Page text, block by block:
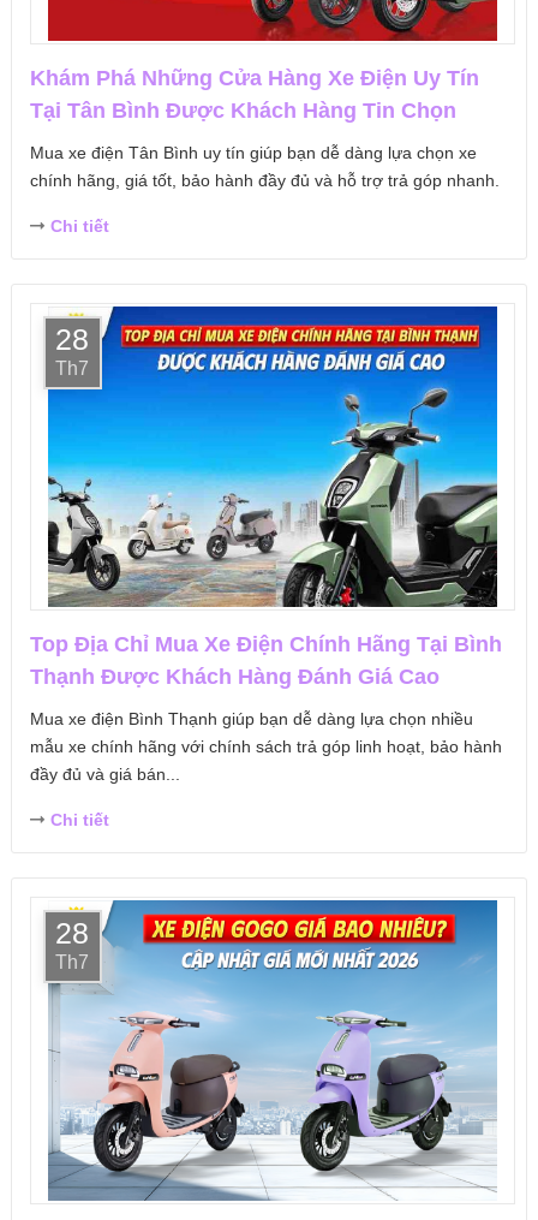
Khám Phá Những Cửa Hàng Xe Điện Uy Tín
Tại Tân Bình Được Khách Hàng Tin Chọn
Mua xe điện Tân Bình uy tín giúp bạn dễ dàng lựa chọn xe
chính hãng, giá tốt, bảo hành đầy đủ và hỗ trợ trả góp nhanh.
Chi tiết
28
Th7
Top Địa Chỉ Mua Xe Điện Chính Hãng Tại Bình
Thạnh Được Khách Hàng Đánh Giá Cao
Mua xe điện Bình Thạnh giúp bạn dễ dàng lựa chọn nhiều
mẫu xe chính hãng với chính sách trả góp linh hoạt, bảo hành
đầy đủ và giá bán...
Chi tiết
28
Th7